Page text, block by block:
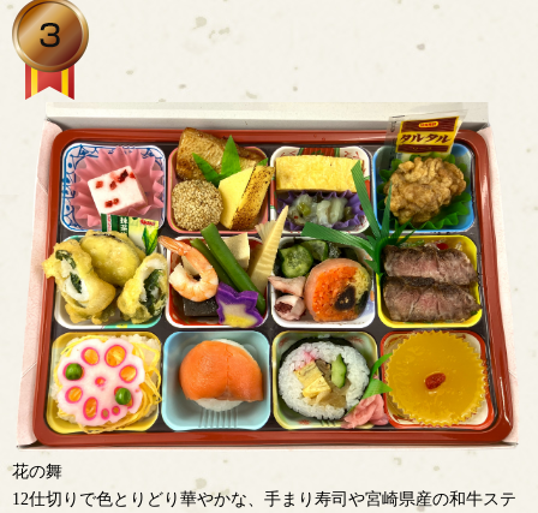
花の舞
12仕切りで色とりどり華やかな、手まり寿司や宮崎県産の和牛ステ